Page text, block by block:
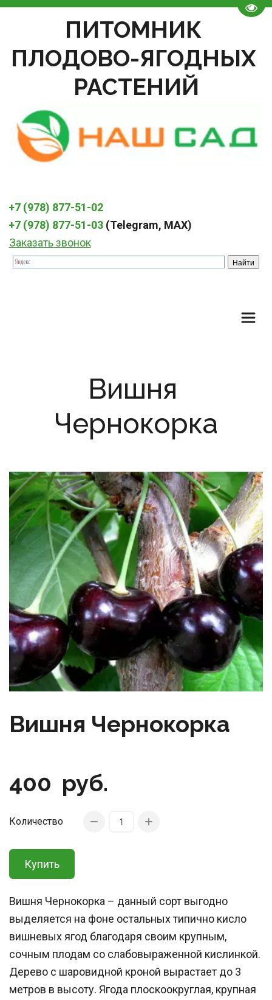
ПИТОМНИК
ПЛОДОВО-ЯГОДНЫХ
РАСТЕНИЙ
+7 (978) 877-51-02
+7 (978) 877-51-03 (Telegram, MAX)
Заказать звонок
Вишня
Чернокорка
Вишня Чернокорка
400 руб.
Количество
Купить
Вишня Чернокорка – данный сорт выгодно
выделяется на фоне остальных типично кисло
вишневых ягод благодаря своим крупным,
сочным плодам со слабовыраженной кислинкой.
Дерево с шаровидной кроной вырастает до 3
метров в высоту. Ягода плоскоокруглая, крупная